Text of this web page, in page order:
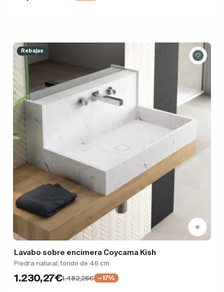
Rebajas
Lavabo sobre encimera Coycama Kish
Piedra natural, fondo de 46 cm
1.230,27€1.482,25€ −17%